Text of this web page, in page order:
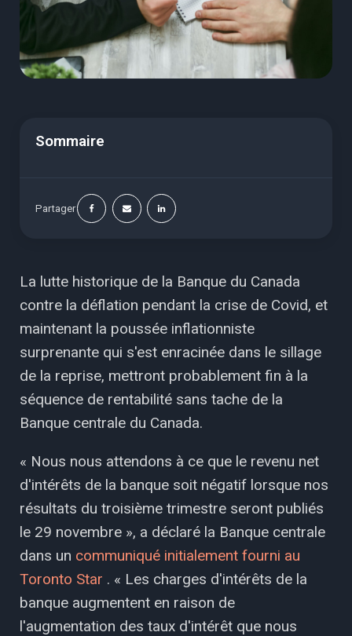
Sommaire
Partager
La lutte historique de la Banque du Canada
contre la déflation pendant la crise de Covid, et
maintenant la poussée inflationniste
surprenante qui s'est enracinée dans le sillage
de la reprise, mettront probablement fin à la
séquence de rentabilité sans tache de la
Banque centrale du Canada.
« Nous nous attendons à ce que le revenu net
d'intérêts de la banque soit négatif lorsque nos
résultats du troisième trimestre seront publiés
le 29 novembre », a déclaré la Banque centrale
dans un communiqué initialement fourni au
Toronto Star . « Les charges d'intérêts de la
banque augmentent en raison de
l'augmentation des taux d'intérêt que nous